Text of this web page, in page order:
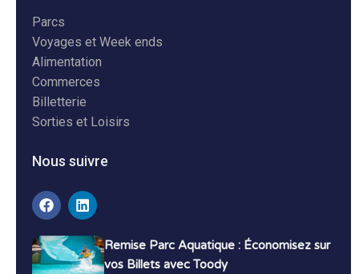
Parcs
Voyages et Week ends
Alimentation
Commerces
Billetterie
Sorties et Loisirs
Nous suivre
Remise Parc Aquatique : Économisez sur
vos Billets avec Toody